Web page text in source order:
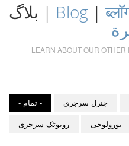
بلاگ | Blog |
LEARN ABOUT OUR OTHER
- تمام - جنرل سرجری
روبوٹک سرجری
یورولوجی